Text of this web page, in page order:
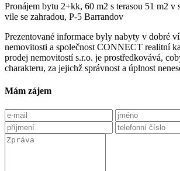
Pronájem bytu 2+kk, 60 m2 s terasou 51 m2 v
vile se zahradou, P-5 Barrandov
Prezentované informace byly nabyty v dobré
nemovitosti a společnost CONNECT realitní
prodej nemovitostí s.r.o. je prostředkovává,
charakteru, za jejichž správnost a úplnost
Mám zájem